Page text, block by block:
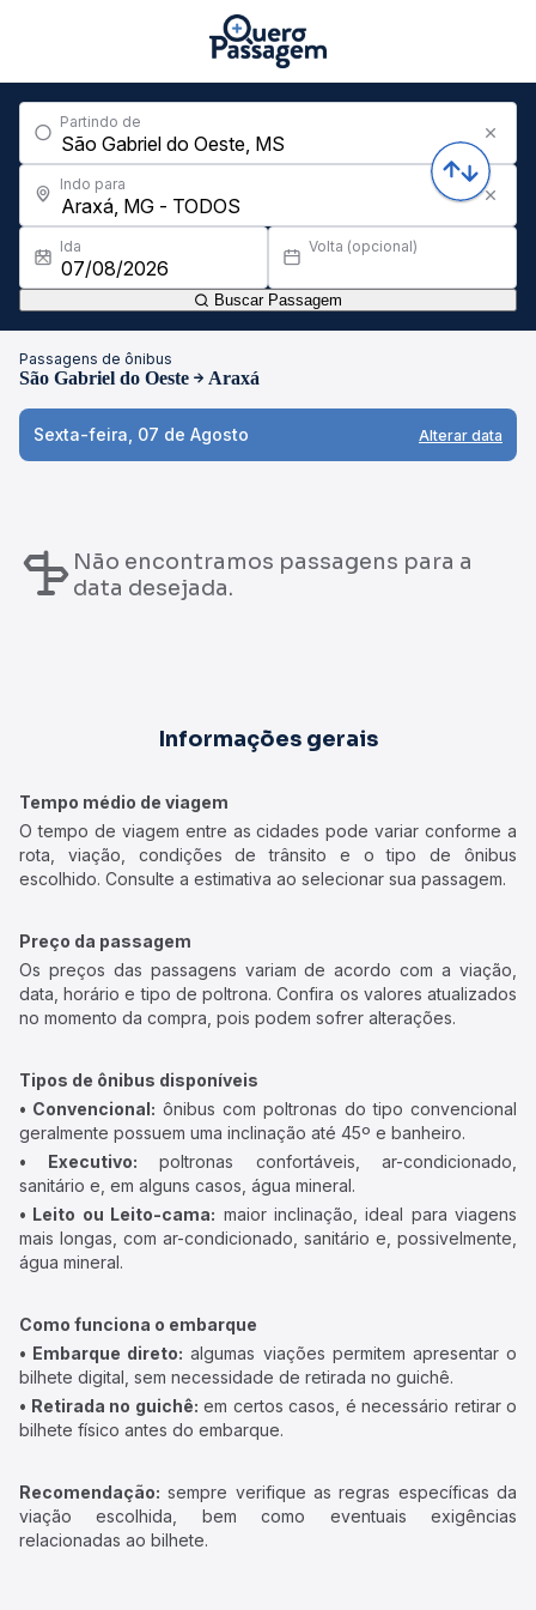
Partindo de
Indo para
Ida Volta (opcional)
Buscar Passagem
Passagens de ônibus
São Gabriel do Oeste Araxá
Sexta-feira, 07 de Agosto Alterar data
Não encontramos passagens para a
data desejada.
Informações gerais
Tempo médio de viagem
O tempo de viagem entre as cidades pode variar conforme a
rota, viação, condições de trânsito e o tipo de ônibus
escolhido. Consulte a estimativa ao selecionar sua passagem.
Preço da passagem
Os preços das passagens variam de acordo com a viação,
data, horário e tipo de poltrona. Confira os valores atualizados
no momento da compra, pois podem sofrer alterações.
Tipos de ônibus disponíveis
• Convencional: ônibus com poltronas do tipo convencional
geralmente possuem uma inclinação até 45º e banheiro.
• Executivo: poltronas confortáveis, ar-condicionado,
sanitário e, em alguns casos, água mineral.
• Leito ou Leito-cama: maior inclinação, ideal para viagens
mais longas, com ar-condicionado, sanitário e, possivelmente,
água mineral.
Como funciona o embarque
• Embarque direto: algumas viações permitem apresentar o
bilhete digital, sem necessidade de retirada no guichê.
• Retirada no guichê: em certos casos, é necessário retirar o
bilhete físico antes do embarque.
Recomendação: sempre verifique as regras específicas da
viação escolhida, bem como eventuais exigências
relacionadas ao bilhete.